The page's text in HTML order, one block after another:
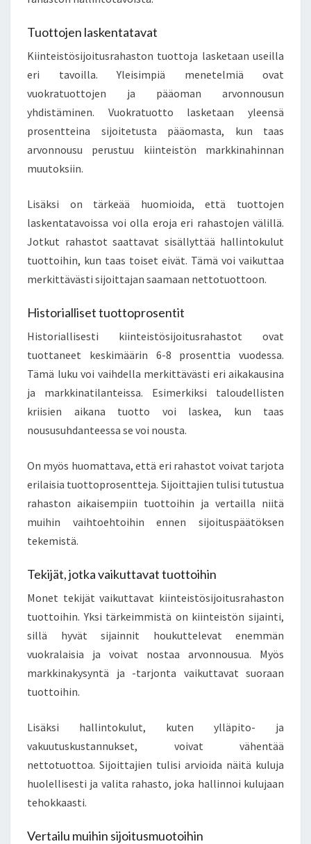
Tuottojen laskentatavat
Kiinteistösijoitusrahaston tuottoja lasketaan useilla
eri tavoilla. Yleisimpiä menetelmiä ovat
vuokratuottojen ja pääoman arvonnousun
yhdistäminen. Vuokratuotto lasketaan yleensä
prosentteina sijoitetusta pääomasta, kun taas
arvonnousu perustuu kiinteistön markkinahinnan
muutoksiin.
Lisäksi on tärkeää huomioida, että tuottojen
laskentatavoissa voi olla eroja eri rahastojen välillä.
Jotkut rahastot saattavat sisällyttää hallintokulut
tuottoihin, kun taas toiset eivät. Tämä voi vaikuttaa
merkittävästi sijoittajan saamaan nettotuottoon.
Historialliset tuottoprosentit
Historiallisesti kiinteistösijoitusrahastot ovat
tuottaneet keskimäärin 6-8 prosenttia vuodessa.
Tämä luku voi vaihdella merkittävästi eri aikakausina
ja markkinatilanteissa. Esimerkiksi taloudellisten
kriisien aikana tuotto voi laskea, kun taas
noususuhdanteessa se voi nousta.
On myös huomattava, että eri rahastot voivat tarjota
erilaisia tuottoprosentteja. Sijoittajien tulisi tutustua
rahaston aikaisempiin tuottoihin ja vertailla niitä
muihin vaihtoehtoihin ennen sijoituspäätöksen
tekemistä.
Tekijät, jotka vaikuttavat tuottoihin
Monet tekijät vaikuttavat kiinteistösijoitusrahaston
tuottoihin. Yksi tärkeimmistä on kiinteistön sijainti,
sillä hyvät sijainnit houkuttelevat enemmän
vuokralaisia ja voivat nostaa arvonnousua. Myös
markkinakysyntä ja -tarjonta vaikuttavat suoraan
tuottoihin.
Lisäksi hallintokulut, kuten ylläpito- ja
vakuutuskustannukset, voivat vähentää
nettotuottoa. Sijoittajien tulisi arvioida näitä kuluja
huolellisesti ja valita rahasto, joka hallinnoi kulujaan
tehokkaasti.
Vertailu muihin sijoitusmuotoihin